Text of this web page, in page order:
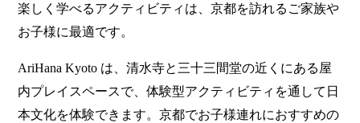
楽しく学べるアクティビティは、京都を訪れるご家族や
お子様に最適です。
AriHana Kyoto は、清水寺と三十三間堂の近くにある屋
内プレイスペースで、体験型アクティビティを通して日
本文化を体験できます。京都でお子様連れにおすすめの